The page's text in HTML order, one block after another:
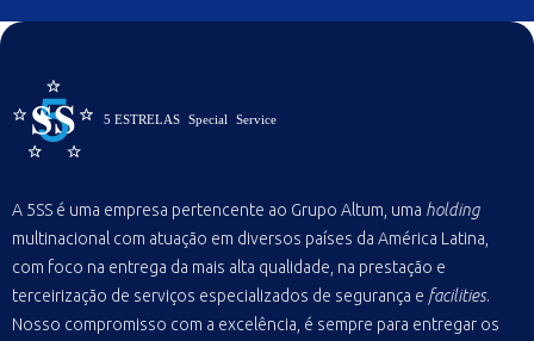
A 5SS é uma empresa pertencente ao Grupo Altum, uma holding
multinacional com atuação em diversos países da América Latina,
com foco na entrega da mais alta qualidade, na prestação e
terceirização de serviços especializados de segurança e facilities.
Nosso compromisso com a excelência, é sempre para entregar os